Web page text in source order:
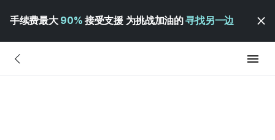
手续费最大 90% 接受支援 为挑战加油的寻找另一边